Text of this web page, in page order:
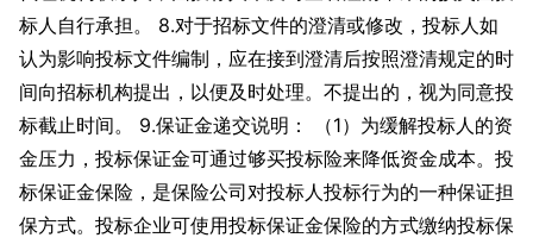
标人自行承担。 8.对于招标文件的澄清或修改，投标人如
认为影响投标文件编制，应在接到澄清后按照澄清规定的时
间向招标机构提出，以便及时处理。不提出的，视为同意投
标截止时间。 9.保证金递交说明： （1）为缓解投标人的资
金压力，投标保证金可通过够买投标险来降低资金成本。投
标保证金保险，是保险公司对投标人投标行为的一种保证担
保方式。投标企业可使用投标保证金保险的方式缴纳投标保